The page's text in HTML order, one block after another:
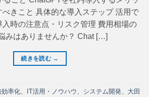
べきこと 具体的な導入ステップ 活用で
入時の注意点・リスク管理 費用相場の
みはありませんか？ Chat […]
続きを読む →
効率化、 IT活用・ノウハウ 、 システム開発、 大田